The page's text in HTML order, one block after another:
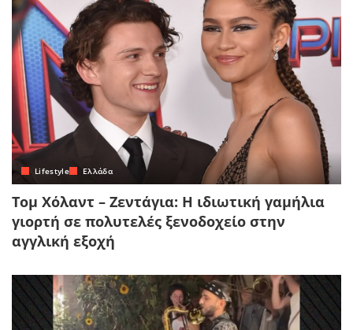
Lifestyle Ελλάδα
Τομ Χόλαντ – Ζεντάγια: Η ιδιωτική γαμήλια
γιορτή σε πολυτελές ξενοδοχείο στην
αγγλική εξοχή